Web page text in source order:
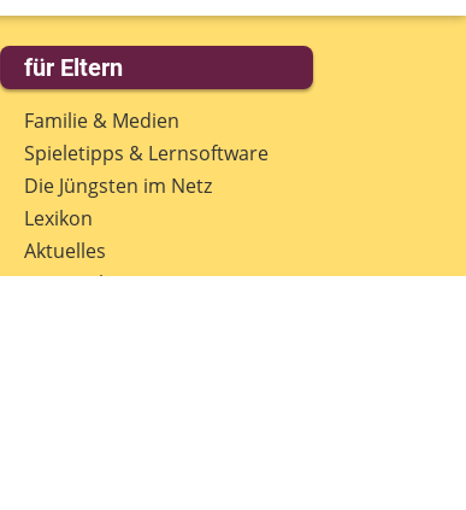
für Eltern
Familie & Medien
Spieletipps & Lernsoftware
Die Jüngsten im Netz
Lexikon
Aktuelles
Datenschutz